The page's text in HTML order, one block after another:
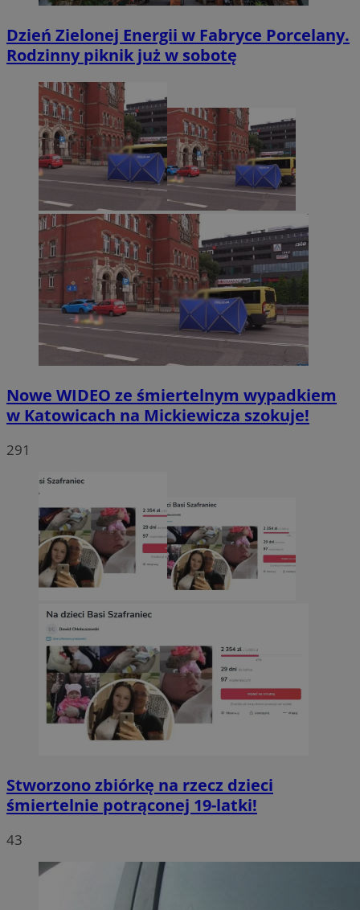
Dzień Zielonej Energii w Fabryce Porcelany.
Rodzinny piknik już w sobotę
Nowe WIDEO ze śmiertelnym wypadkiem
w Katowicach na Mickiewicza szokuje!
291
Stworzono zbiórkę na rzecz dzieci
śmiertelnie potrąconej 19-latki!
43